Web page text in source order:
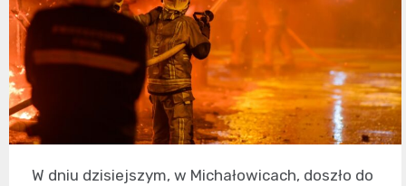
W dniu dzisiejszym, w Michałowicach, doszło do